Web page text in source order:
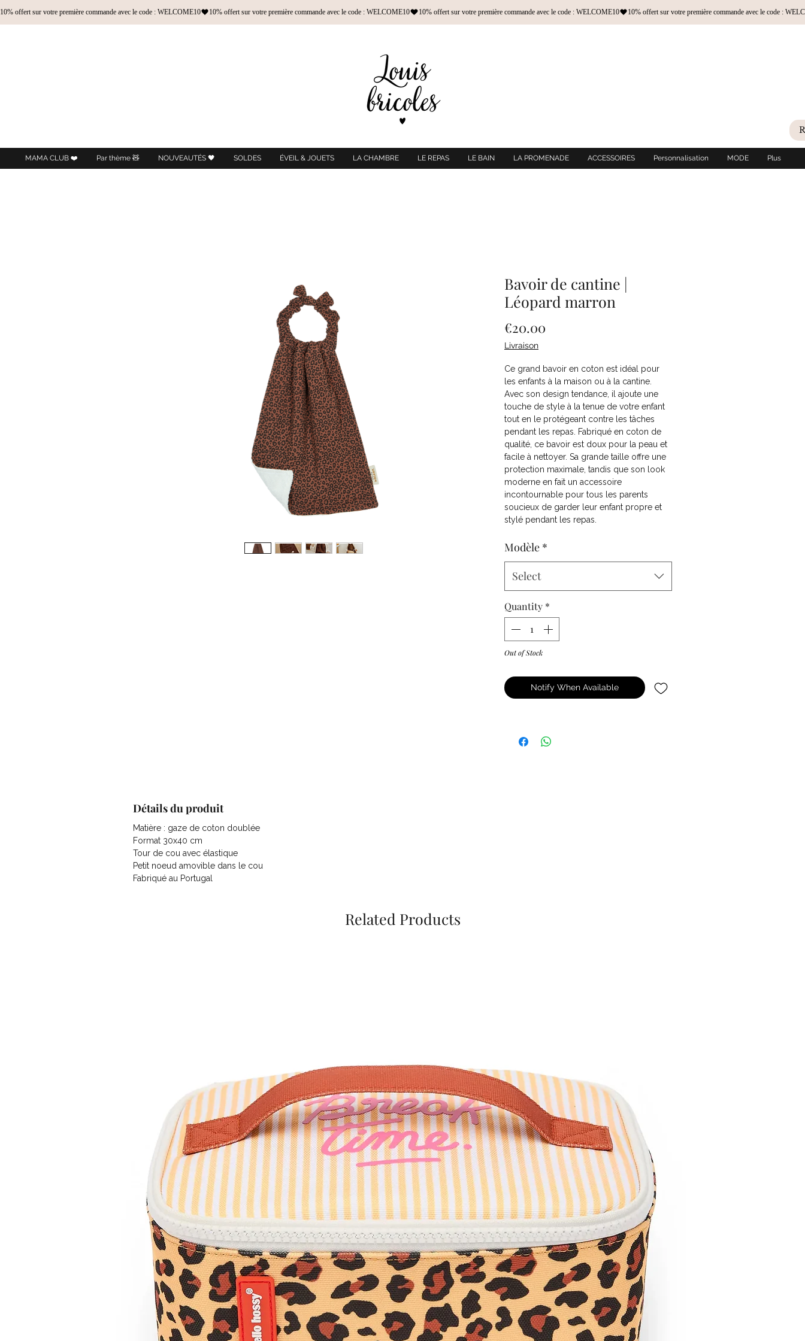
10% offert sur votre première commande avec le code : WELCOME10
MAMA CLUB ❤️ Par thème 🧸 NOUVEAUTÉS 🖤 SOLDES ÉVEIL & JOUETS LA CHAMBRE LE REPAS LE BAIN LA PROMENADE ACCESSOIRES Personnalisation MODE Plus
Bavoir de cantine |
Léopard marron
€20.00
Livraison
Ce grand bavoir en coton est idéal pour
les enfants à la maison ou à la cantine.
Avec son design tendance, il ajoute une
touche de style à la tenue de votre enfant
tout en le protégeant contre les tâches
pendant les repas. Fabriqué en coton de
qualité, ce bavoir est doux pour la peau et
facile à nettoyer. Sa grande taille offre une
protection maximale, tandis que son look
moderne en fait un accessoire
incontournable pour tous les parents
soucieux de garder leur enfant propre et
stylé pendant les repas.
Modèle *
Select
Quantity *
Out of Stock
Notify When Available
Détails du produit
Matière : gaze de coton doublée
Format 30x40 cm
Tour de cou avec élastique
Petit noeud amovible dans le cou
Fabriqué au Portugal
Related Products